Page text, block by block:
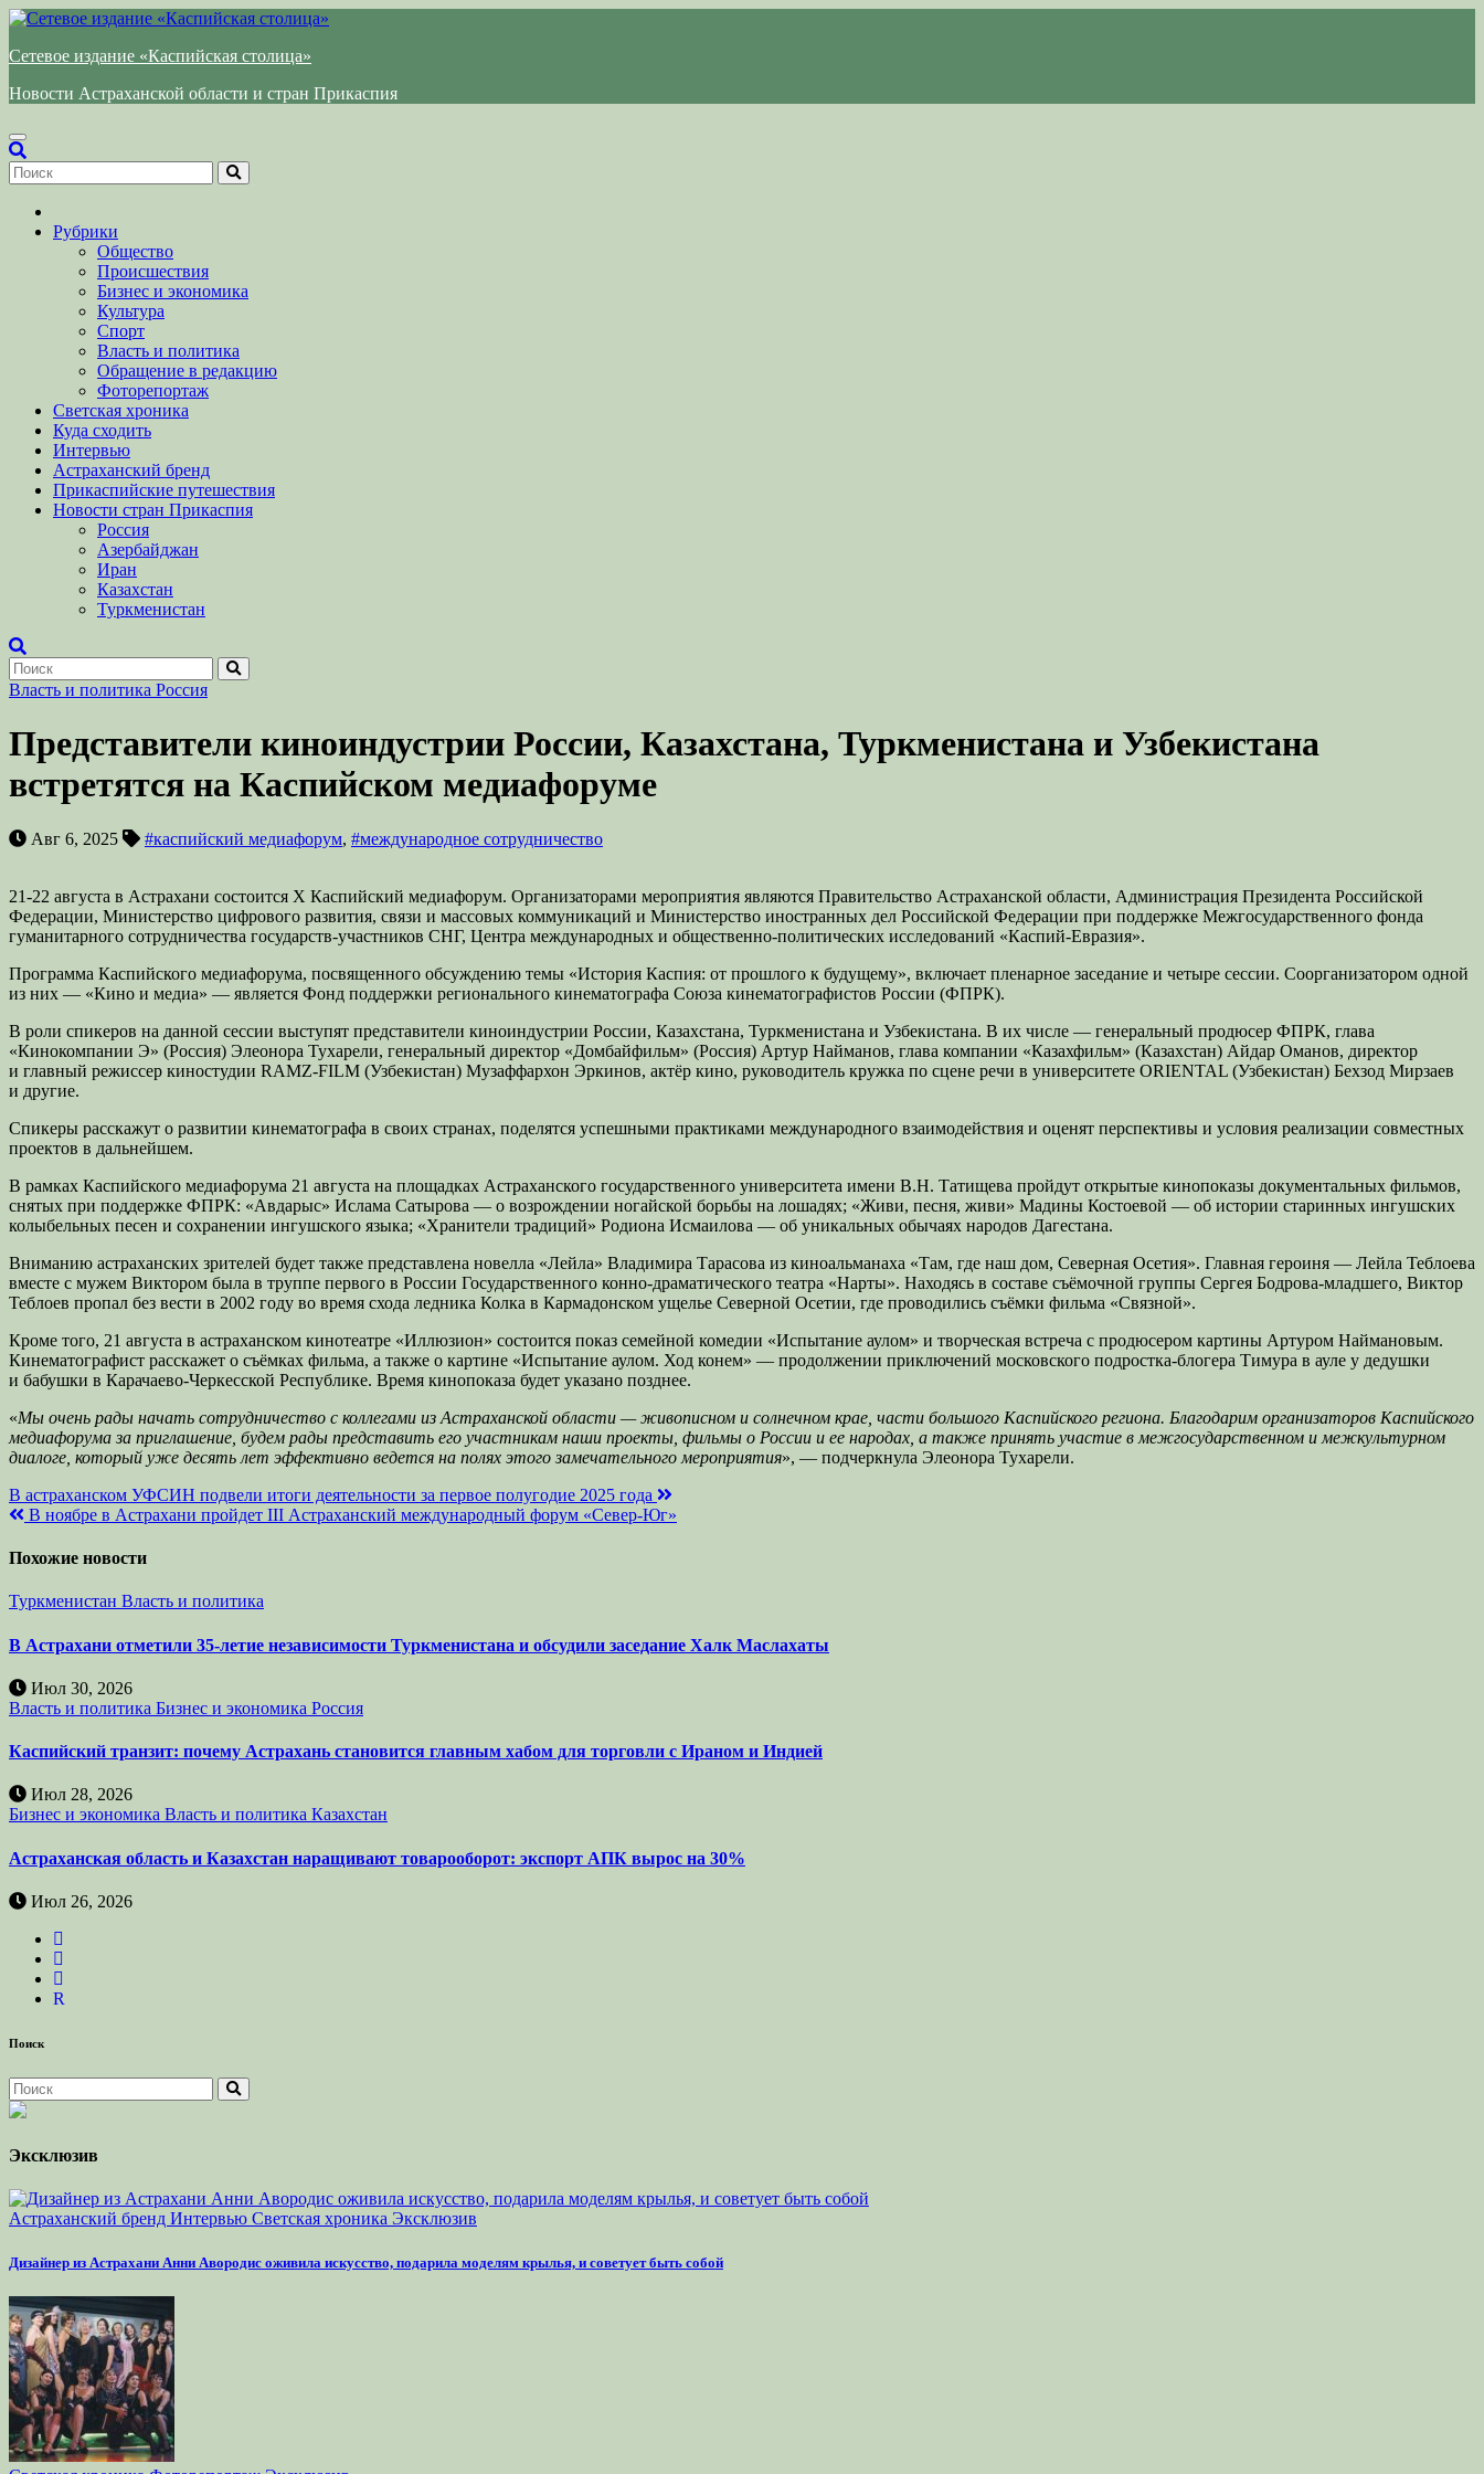
Перейти
содержимому
Сетевое издание «Каспийская столица»
Новости Астраханской области и стран Прикаспия
Рубрики
Общество
Происшествия
Бизнес и экономика
Культура
Спорт
Власть и политика
Обращение в редакцию
Фоторепортаж
Светская хроника
Куда сходить
Интервью
Астраханский бренд
Прикаспийские путешествия
Новости стран Прикаспия
Россия
Азербайджан
Иран
Казахстан
Туркменистан
Власть и политика Россия
Представители киноиндустрии России, Казахстана, Туркменистана и Узбекистана
встретятся на Каспийском медиафоруме
Авг 6, 2025 #каспийский медиафорум, #международное сотрудничество
21-22 августа в Астрахани состоится Х Каспийский медиафорум. Организаторами мероприятия являются Правительство Астраханской области, Администрация Президента Российской
Федерации, Министерство цифрового развития, связи и массовых коммуникаций и Министерство иностранных дел Российской Федерации при поддержке Межгосударственного фонда
гуманитарного сотрудничества государств-участников СНГ, Центра международных и общественно-политических исследований «Каспий-Евразия».
Программа Каспийского медиафорума, посвященного обсуждению темы «История Каспия: от прошлого к будущему», включает пленарное заседание и четыре сессии. Соорганизатором одной
из них — «Кино и медиа» — является Фонд поддержки регионального кинематографа Союза кинематографистов России (ФПРК).
В роли спикеров на данной сессии выступят представители киноиндустрии России, Казахстана, Туркменистана и Узбекистана. В их числе — генеральный продюсер ФПРК, глава
«Кинокомпании Э» (Россия) Элеонора Тухарели, генеральный директор «Домбайфильм» (Россия) Артур Найманов, глава компании «Казахфильм» (Казахстан) Айдар Оманов, директор
и главный режиссер киностудии RAMZ-FILM (Узбекистан) Музаффархон Эркинов, актёр кино, руководитель кружка по сцене речи в университете ORIENTAL (Узбекистан) Бехзод Мирзаев
и другие.
Спикеры расскажут о развитии кинематографа в своих странах, поделятся успешными практиками международного взаимодействия и оценят перспективы и условия реализации совместных
проектов в дальнейшем.
В рамках Каспийского медиафорума 21 августа на площадках Астраханского государственного университета имени В.Н. Татищева пройдут открытые кинопоказы документальных фильмов,
снятых при поддержке ФПРК: «Авдарыс» Ислама Сатырова — о возрождении ногайской борьбы на лошадях; «Живи, песня, живи» Мадины Костоевой — об истории старинных ингушских
колыбельных песен и сохранении ингушского языка; «Хранители традиций» Родиона Исмаилова — об уникальных обычаях народов Дагестана.
Вниманию астраханских зрителей будет также представлена новелла «Лейла» Владимира Тарасова из киноальманаха «Там, где наш дом, Северная Осетия». Главная героиня — Лейла Теблоева
вместе с мужем Виктором была в труппе первого в России Государственного конно-драматического театра «Нарты». Находясь в составе съёмочной группы Сергея Бодрова-младшего, Виктор
Теблоев пропал без вести в 2002 году во время схода ледника Колка в Кармадонском ущелье Северной Осетии, где проводились съёмки фильма «Связной».
Кроме того, 21 августа в астраханском кинотеатре «Иллюзион» состоится показ семейной комедии «Испытание аулом» и творческая встреча с продюсером картины Артуром Наймановым.
Кинематографист расскажет о съёмках фильма, а также о картине «Испытание аулом. Ход конем» — продолжении приключений московского подростка-блогера Тимура в ауле у дедушки
и бабушки в Карачаево-Черкесской Республике. Время кинопоказа будет указано позднее.
«Мы очень рады начать сотрудничество с коллегами из Астраханской области — живописном и солнечном крае, части большого Каспийского региона. Благодарим организаторов Каспийского
медиафорума за приглашение, будем рады представить его участникам наши проекты, фильмы о России и ее народах, а также принять участие в межгосударственном и межкультурном
диалоге, который уже десять лет эффективно ведется на полях этого замечательного мероприятия», — подчеркнула Элеонора Тухарели.
Навигация
по
записям
В астраханском УФСИН подвели итоги деятельности за первое полугодие 2025 года
В ноябре в Астрахани пройдет III Астраханский международный форум «Север-Юг»
Похожие новости
Туркменистан Власть и политика
В Астрахани отметили 35-летие независимости Туркменистана и обсудили заседание Халк Маслахаты
Июл 30, 2026
Власть и политика Бизнес и экономика Россия
Каспийский транзит: почему Астрахань становится главным хабом для торговли с Ираном и Индией
Июл 28, 2026
Бизнес и экономика Власть и политика Казахстан
Астраханская область и Казахстан наращивают товарооборот: экспорт АПК вырос на 30%
Июл 26, 2026
R
Поиск
Эксклюзив
Астраханский бренд Интервью Светская хроника Эксклюзив
Дизайнер из Астрахани Анни Авородис оживила искусство, подарила моделям крылья, и советует быть собой